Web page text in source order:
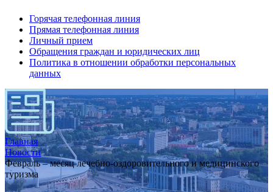
Горячая телефонная линия
Прямая телефонная линия
Личный прием
Обращения граждан и юридических лиц
Политика в отношении обработки персональных
данных
Главная
Новости
Февраль – месяц лечебно-оздоровительного и медицинского
туризма